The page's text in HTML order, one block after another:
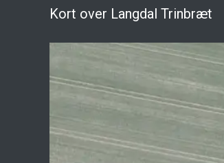
Kort over Langdal Trinbræt